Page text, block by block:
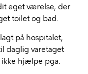
eget værelse, der
toilet og bad.
på hospitalet,
daglig varetaget
ikke hjælpe pga.